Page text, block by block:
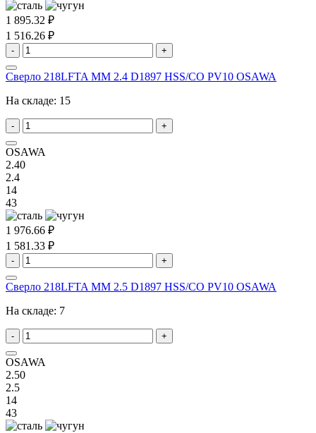
1 895.32 ₽
1 516.26 ₽
- +
Сверло 218LFTA MM 2.4 D1897 HSS/CO PV10 OSAWA
На складе: 15
- +
OSAWA
2.40
2.4
14
43
1 976.66 ₽
1 581.33 ₽
- +
Сверло 218LFTA MM 2.5 D1897 HSS/CO PV10 OSAWA
На складе: 7
- +
OSAWA
2.50
2.5
14
43